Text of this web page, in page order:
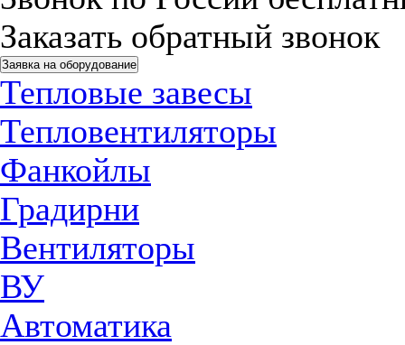
Заказать обратный звонок
Заявка на оборудование
Тепловые завесы
Тепловентиляторы
Фанкойлы
Градирни
Вентиляторы
ВУ
Автоматика